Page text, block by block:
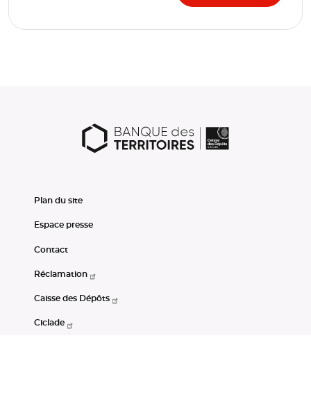
Plan du site
Espace presse
Contact
Réclamation
Caisse des Dépôts
Ciclade